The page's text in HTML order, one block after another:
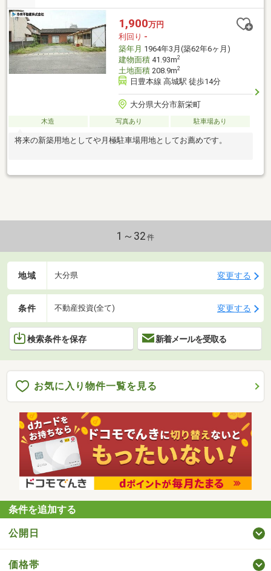
1,900万円
利回り -
築年月 1964年3月(築62年6ヶ月)
建物面積41.93m2
土地面積208.9m2
日豊本線 高城駅 徒歩14分
大分県大分市新栄町
木造 写真あり 駐車場あり
将来の新築用地としてや月極駐車場用地としてお薦めです。
1～32 件
地域 大分県 変更する
条件 不動産投資(全て) 変更する
検索条件を保存 新着メールを受取る
お気に入り物件一覧を見る
条件を追加する
公開日
価格帯